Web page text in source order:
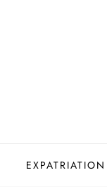
EXPATRIATION